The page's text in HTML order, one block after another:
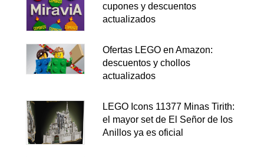
cupones y descuentos
actualizados
Ofertas LEGO en Amazon:
descuentos y chollos
actualizados
LEGO Icons 11377 Minas Tirith:
el mayor set de El Señor de los
Anillos ya es oficial